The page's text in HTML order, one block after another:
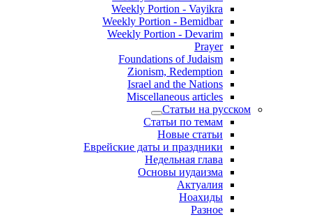
Weekly Portion - Vayikra
Weekly Portion - Bemidbar
Weekly Portion - Devarim
Prayer
Foundations of Judaism
Zionism, Redemption
Israel and the Nations
Miscellaneous articles
Статьи на русском
Статьи по темам
Новые статьи
Еврейские даты и праздники
Недельная глава
Основы иудаизма
Актуалия
Ноахиды
Разное